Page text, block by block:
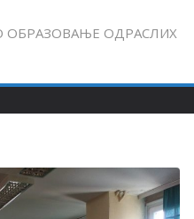
ОДРАСЛИХ